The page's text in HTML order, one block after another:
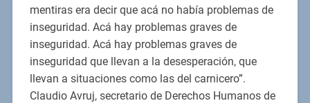
mentiras era decir que acá no había problemas de
inseguridad. Acá hay problemas graves de
inseguridad. Acá hay problemas graves de
inseguridad que llevan a la desesperación, que
llevan a situaciones como las del carnicero”.
Claudio Avruj, secretario de Derechos Humanos de